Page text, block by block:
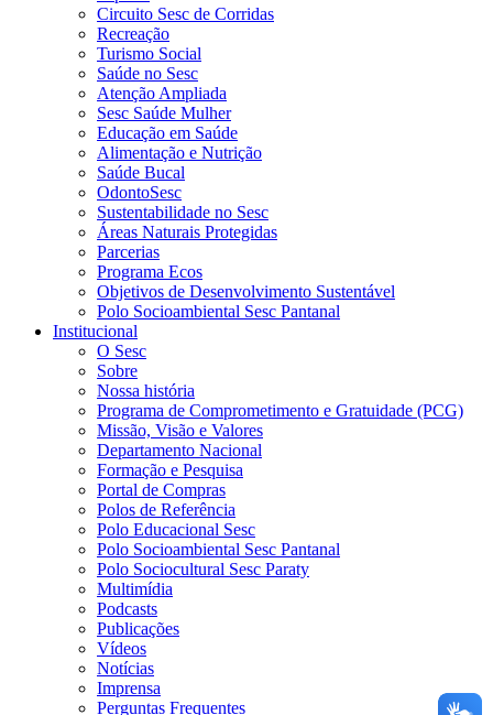
Circuito Sesc de Corridas
Recreação
Turismo Social
Saúde no Sesc
Atenção Ampliada
Sesc Saúde Mulher
Educação em Saúde
Alimentação e Nutrição
Saúde Bucal
OdontoSesc
Sustentabilidade no Sesc
Áreas Naturais Protegidas
Parcerias
Programa Ecos
Objetivos de Desenvolvimento Sustentável
Polo Socioambiental Sesc Pantanal
Institucional
O Sesc
Sobre
Nossa história
Programa de Comprometimento e Gratuidade (PCG)
Missão, Visão e Valores
Departamento Nacional
Formação e Pesquisa
Portal de Compras
Polos de Referência
Polo Educacional Sesc
Polo Socioambiental Sesc Pantanal
Polo Sociocultural Sesc Paraty
Multimídia
Podcasts
Publicações
Vídeos
Notícias
Imprensa
Perguntas Frequentes